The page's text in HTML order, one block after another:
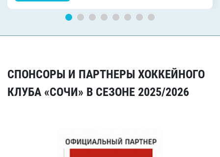
СПОНСОРЫ И ПАРТНЕРЫ ХОККЕЙНОГО
КЛУБА «СОЧИ» В СЕЗОНЕ 2025/2026